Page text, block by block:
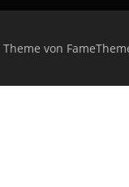
Theme von